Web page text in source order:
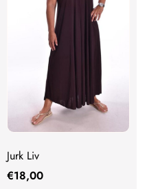
Jurk Liv
€18,00